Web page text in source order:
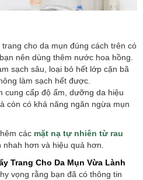
cho da mụn đúng cách trên có
nên dùng thêm nước hoa hồng.
sạch sâu, loại bỏ hết lớp cặn bã
làm sạch hết được.
cung cấp độ ẩm, dưỡng da hiệu
còn có khả năng ngăn ngừa mụn
các mặt nạ tự nhiên từ rau
nhah hơn và hiệu quả hơn.
Trang Cho Da Mụn Vừa Lành
vọng rằng bạn đã có thông tin